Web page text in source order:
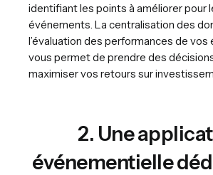
identifiant les points à améliorer pour
événements. La centralisation des
l’évaluation des performances de
vous permet de prendre des
maximiser vos retours sur
2. Une
événementielle